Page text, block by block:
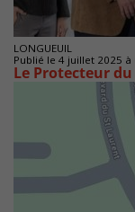
LONGUEUIL
Publié le 4 juillet 2025 à
Le Protecteur